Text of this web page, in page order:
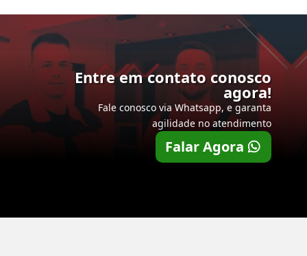
Entre em contato conosco
agora!
Fale conosco via Whatsapp, e garanta
agilidade no atendimento
Falar Agora